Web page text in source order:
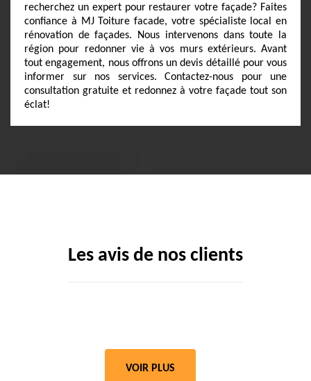
recherchez un expert pour restaurer votre façade? Faites
confiance à MJ Toiture facade, votre spécialiste local en
rénovation de façades. Nous intervenons dans toute la
région pour redonner vie à vos murs extérieurs. Avant
tout engagement, nous offrons un devis détaillé pour vous
informer sur nos services. Contactez-nous pour une
consultation gratuite et redonnez à votre façade tout son
éclat!
Les avis de nos clients
VOIR PLUS